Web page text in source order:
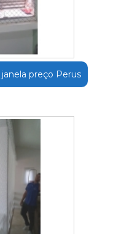
preço Perus